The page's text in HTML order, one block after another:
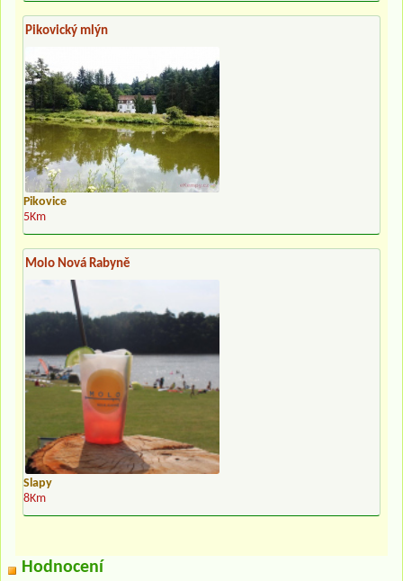
Pikovický mlýn
Pikovice
5Km
Molo Nová Rabyně
Slapy
8Km
Hodnocení